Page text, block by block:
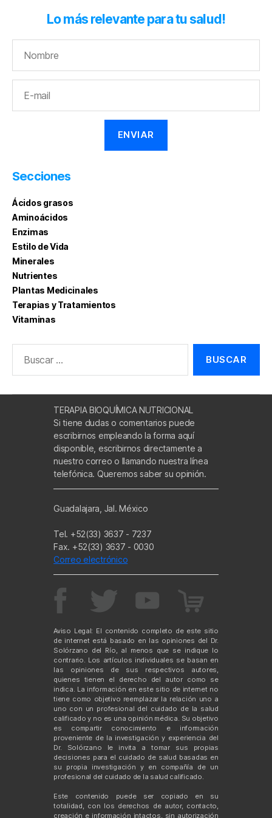
Lo más relevante para tu salud!
Secciones
Ácidos grasos
Aminoácidos
Enzimas
Estilo de Vida
Minerales
Nutrientes
Plantas Medicinales
Terapias y Tratamientos
Vitaminas
TERAPIA BIOQUÍMICA NUTRICIONAL
Si tiene dudas o comentarios puede
escribirnos empleando la forma aquí
disponible, escribirnos directamente a
nuestro correo o llamando nuestra línea
telefónica. Queremos saber su opinión.
Guadalajara, Jal. México
Tel. +52(33) 3637 - 7237
Fax. +52(33) 3637 - 0030
Correo electrónico
Aviso Legal: El contenido completo de este sitio
de internet está basado en las opiniones del Dr.
Solórzano del Río, al menos que se indique lo
contrario. Los artículos individuales se basan en
las opiniones de sus respectivos autores,
quienes tienen el derecho del autor como se
indica. La información en este sitio de internet no
tiene como objetivo reemplazar la relación uno a
uno con un profesional del cuidado de la salud
calificado y no es una opinión médica. Su objetivo
es compartir conocimiento e información
proveniente de la investigación y experiencia del
Dr. Solórzano le invita a tomar sus propias
decisiones para el cuidado de salud basadas en
su propia investigación y en compañía de un
profesional del cuidado de la salud calificado.
Este contenido puede ser copiado en su
totalidad, con los derechos de autor, contacto,
creación e información intactos, sin autorización